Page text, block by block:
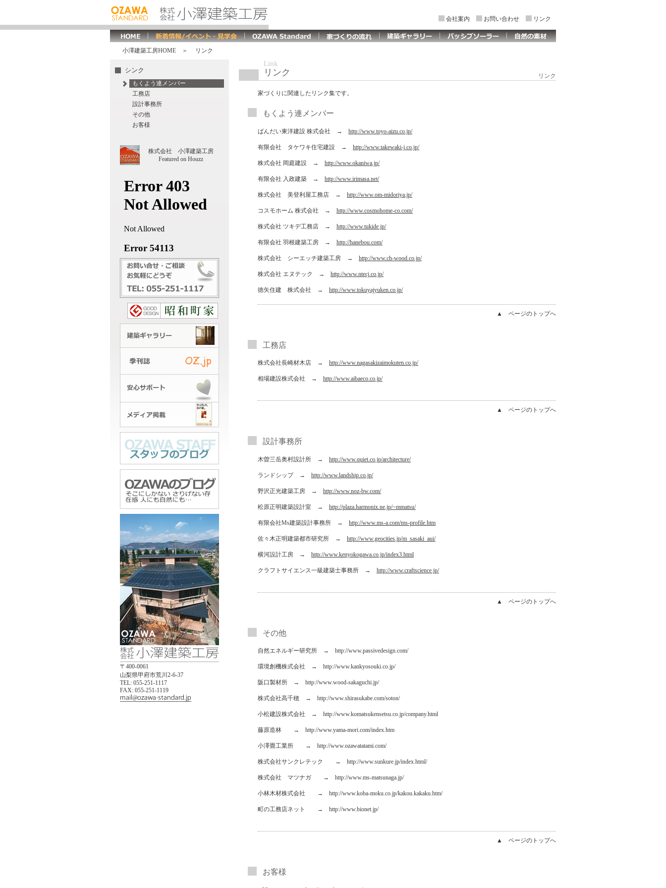
会社案内 お問い合わせ リンク
小澤建築工房HOME ＞ リンク
シンク
もくよう連メンバー
工務店
設計事務所
その他
お客様
株式会社 小澤建築工房
Featured on Houzz
〒400-0061
山梨県甲府市荒川2-6-37
TEL: 055-251-1117
FAX: 055-251-1119
リンク
Link
リンク
家づくりに関連したリンク集です。
もくよう連メンバー
ばんだい東洋建設 株式会社 → http://www.toyo-aizu.co.jp/
有限会社 タケワキ住宅建設 → http://www.takewaki-j.co.jp/
株式会社 岡庭建設 → http://www.okaniwa.jp/
有限会社 入政建築 → http://www.irimasa.net/
株式会社 美登利屋工務店 → http://www.om-midoriya.jp/
コスモホーム 株式会社 → http://www.cosmohome-co.com/
株式会社 ツキデ工務店 → http://www.tukide.jp/
有限会社 羽根建築工房 → http://hanebou.com/
株式会社 シーエッチ建築工房 → http://www.ch-wood.co.jp/
株式会社 エヌテック → http://www.ntecj.co.jp/
徳矢住建 株式会社 → http://www.tokuyajyuken.co.jp/
▲ ページのトップへ
工務店
株式会社長崎材木店 → http://www.nagasakizaimokuten.co.jp/
相場建設株式会社 → http://www.aibaeco.co.jp/
▲ ページのトップへ
設計事務所
木曽三岳奥村設計所 → http://www.quiet.co.jp/architecture/
ランドシップ → http://www.landship.co.jp/
野沢正光建築工房 → http://www.noz-bw.com/
松原正明建築設計室 → http://plaza.harmonix.ne.jp/~mmatsu/
有限会社Ms建築設計事務所 → http://www.ms-a.com/ms-profile.htm
佐々木正明建築都市研究所 → http://www.geocities.jp/m_sasaki_aui/
横河設計工房 → http://www.kenyokogawa.co.jp/index3.html
クラフトサイエンス一級建築士事務所 → http://www.craftscience.jp/
▲ ページのトップへ
その他
自然エネルギー研究所 → http://www.passivedesign.com/
環境創機株式会社 → http://www.kankyosouki.co.jp/
阪口製材所 → http://www.wood-sakaguchi.jp/
株式会社高千穂 → http://www.shirasukabe.com/soton/
小松建設株式会社 → http://www.komatsukensetsu.co.jp/company.html
藤原造林 → http://www.yama-mori.com/index.htm
小澤畳工業所 → http://www.ozawatatami.com/
株式会社サンクレテック → http://www.sunkure.jp/index.html/
株式会社 マツナガ → http://www.ms-matsunaga.jp/
小林木材株式会社 → http://www.koba-moku.co.jp/kakou.kakaku.htm/
町の工務店ネット → http://www.bionet.jp/
▲ ページのトップへ
お客様